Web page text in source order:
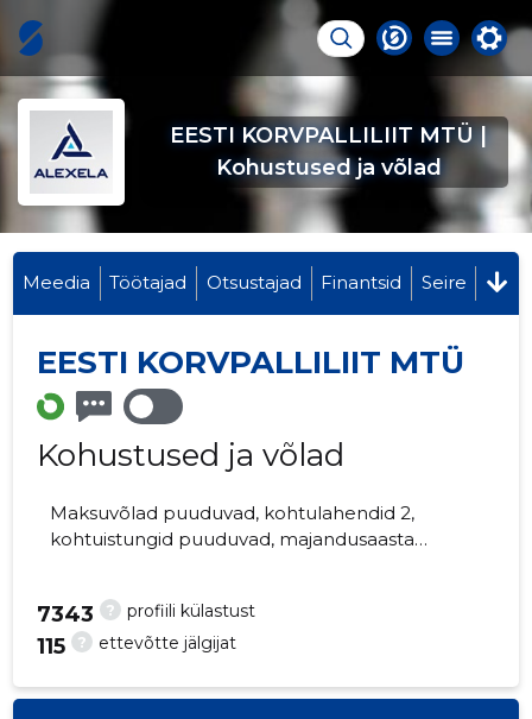
EESTI KORVPALLILIIT MTÜ |
Kohustused ja võlad
Meedia Töötajad Otsustajad Finantsid Seire
EESTI KORVPALLILIIT MTÜ
Kohustused ja võlad
Maksuvõlad puuduvad, kohtulahendid 2,
kohtuistungid puuduvad, majandusaasta
6511717
? profiili külastust
7343
? ettevõtte jälgijat
115